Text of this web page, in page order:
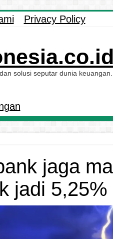
Privacy Policy
solusi seputar dunia keuangan.
jaga
jadi 5,25%